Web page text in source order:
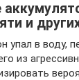
и
упал в воду,
из